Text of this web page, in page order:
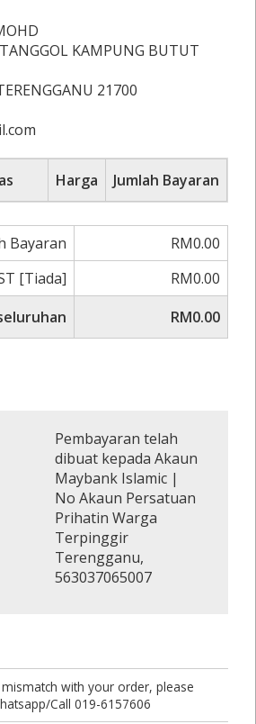
KAMPUNG BUTUT
21700
Harga Jumlah Bayaran
Bayaran
RM0.00
[Tiada]
RM0.00
RM0.00
Pembayaran telah
dibuat kepada Akaun
Maybank Islamic |
No Akaun Persatuan
Prihatin Warga
Terpinggir
Terengganu,
563037065007
with your order, please
Call 019-6157606